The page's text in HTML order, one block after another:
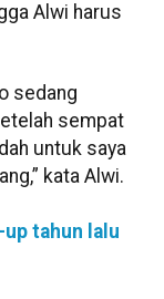
Alwi harus
sedang
sempat
untuk saya
kata Alwi.
tahun lalu